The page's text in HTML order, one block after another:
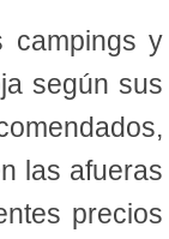
campings y
según sus
las afueras
precios